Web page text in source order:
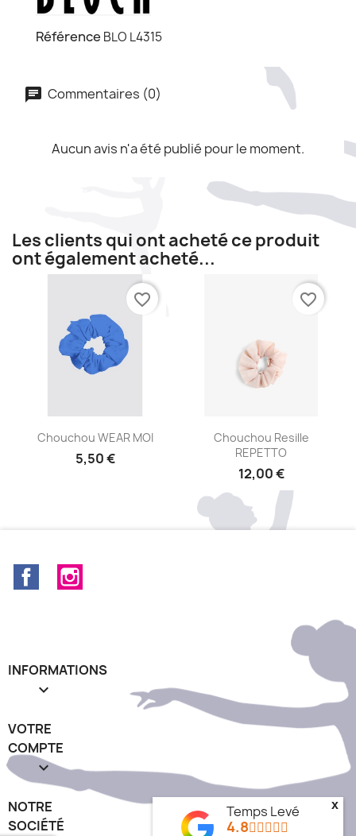
Référence BLO L4315
Commentaires (0)
Aucun avis n'a été publié pour le moment.
Les clients qui ont acheté ce produit
ont également acheté...
Aperçu rapide
Chouchou WEAR MOI
5,50 €
favorite_border
Aperçu rapide
Chouchou Resille
REPETTO
12,00 €
favorite_border
Facebook
INFORMATIONS

VOTRE
COMPTE

NOTRE
SOCIÉTÉ
Temps Levé
4.8
x